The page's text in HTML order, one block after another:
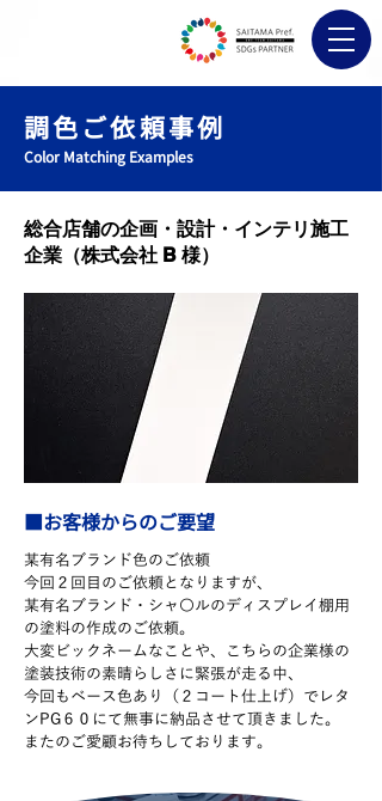
調色ご依頼事例
Color Matching Examples
総合店舗の企画・設計・インテリ施工
企業（株式会社 B 様）
■お客様からのご要望
某有名ブランド色のご依頼
今回２回目のご依頼となりますが、
某有名ブランド・シャ〇ルのディスプレイ棚用
の塗料の作成のご依頼。
大変ビックネームなことや、こちらの企業様の
塗装技術の素晴らしさに緊張が走る中、
今回もベース色あり（２コート仕上げ）でレタ
ンPG６０にて無事に納品させて頂きました。
またのご愛顧お待ちしております。